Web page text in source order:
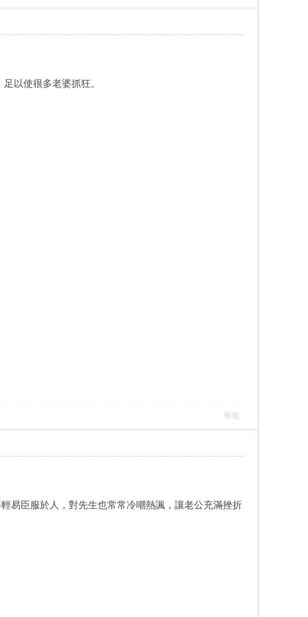
以使很多老婆抓狂。
舉報
易臣服於人，對先生也常常冷嘲熱諷，讓老公充滿挫折